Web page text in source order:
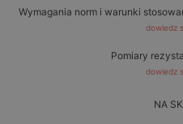
Wymagania norm i warunki
dowiedz
Pomiary
dowiedz
NA